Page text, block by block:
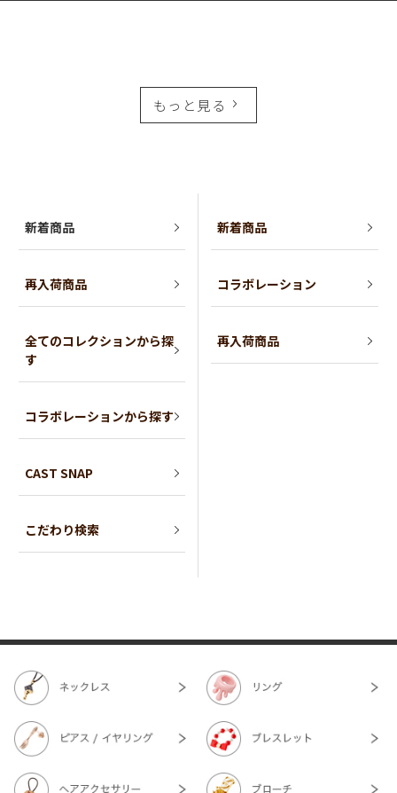
もっと見る
新着商品
再入荷商品
全てのコレクションから探
す
コラボレーションから探す
CAST SNAP
こだわり検索
新着商品
コラボレーション
再入荷商品